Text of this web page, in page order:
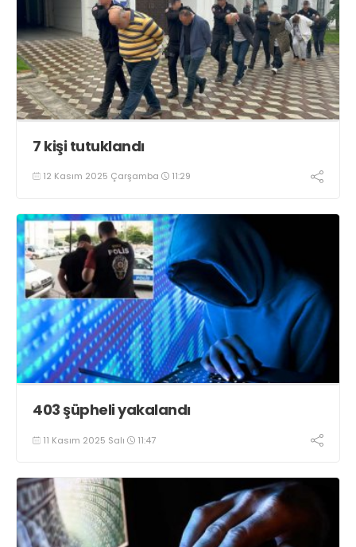
7 kişi tutuklandı
12 Kasım 2025 Çarşamba 11:29
403 şüpheli yakalandı
11 Kasım 2025 Salı 11:47